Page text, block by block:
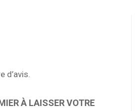
d’avis.
À LAISSER VOTRE